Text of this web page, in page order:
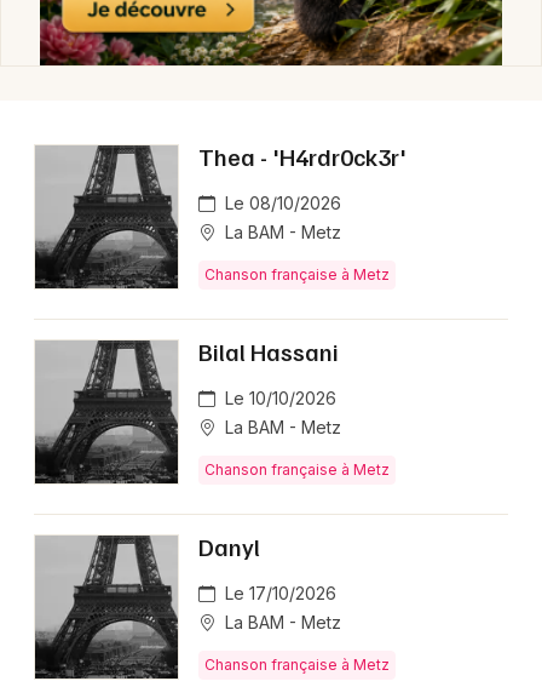
Thea - 'H4rdr0ck3r'
Le 08/10/2026
La BAM - Metz
Chanson française à Metz
Bilal Hassani
Le 10/10/2026
La BAM - Metz
Chanson française à Metz
Danyl
Le 17/10/2026
La BAM - Metz
Chanson française à Metz